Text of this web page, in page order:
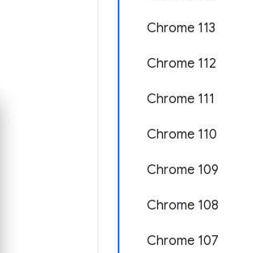
Chrome 113
Chrome 112
Chrome 111
Chrome 110
Chrome 109
Chrome 108
Chrome 107